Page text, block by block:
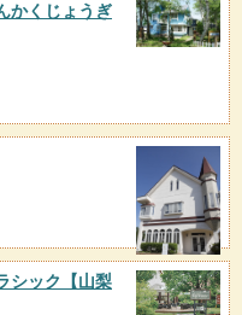
くじょうぎ
ック
【山梨